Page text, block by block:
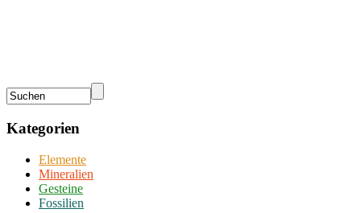
Kategorien
Elemente
Mineralien
Gesteine
Fossilien